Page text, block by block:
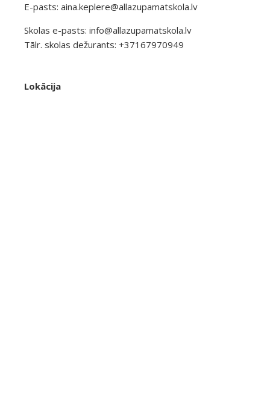
E-pasts: aina.keplere@allazupamatskola.lv
Skolas e-pasts: info@allazupamatskola.lv
Tālr. skolas dežurants: +37167970949
Lokācija